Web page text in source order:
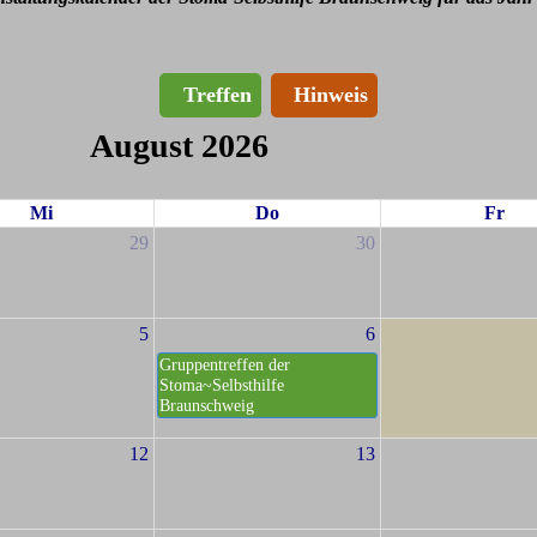
Treffen Hinweis
August 2026
Mi Do
Fr
29
30
5 6
Gruppentreffen der
Stoma~Selbsthilfe
Braunschweig
12 13